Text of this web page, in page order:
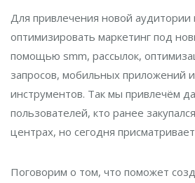
Для привлечения новой
оптимизировать маркетинг под
помощью smm, рассылок,
запросов, мобильных приложений
инструментов. Так мы привлечём
пользователей, кто ранее
центрах, но сегодня
Поговорим о том, что поможет